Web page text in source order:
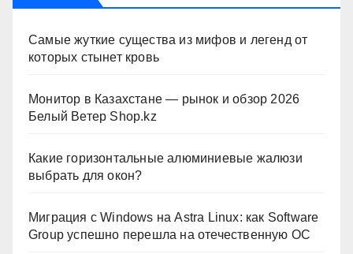
Самые жуткие существа из мифов и легенд от
которых стынет кровь
Монитор в Казахстане — рынок и обзор 2026
Белый Ветер Shop.kz
Какие горизонтальные алюминиевые жалюзи
выбрать для окон?
Миграция с Windows на Astra Linux: как Software
Group успешно перешла на отечественную ОС